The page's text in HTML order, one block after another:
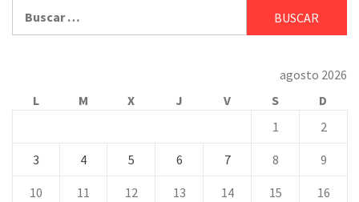
agosto 2026
L
M X J V S
D
1
2
3 4 5 6 7 8 9
10 11 12 13 14 15 16